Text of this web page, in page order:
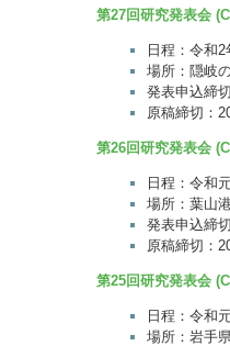
第27回研究発表会
日程：令和2
場所：隠岐
発表申込締
原稿締切：
第26回研究発表会
日程：令和
場所：葉山
発表申込締
原稿締切：
第25回研究発表会
日程：令和
場所：岩手